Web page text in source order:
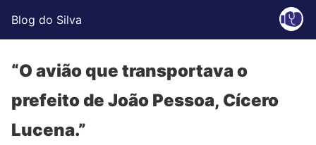
Blog do Silva
“O avião que transportava o
prefeito de João Pessoa, Cícero
Lucena.”